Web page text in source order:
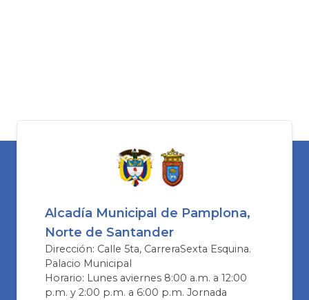
Alcadía Municipal de Pamplona,
Norte de Santander
Dirección: Calle 5ta, CarreraSexta Esquina.
Palacio Municipal
Horario: Lunes aviernes 8:00 a.m. a 12:00
p.m. y 2:00 p.m. a 6:00 p.m. Jornada